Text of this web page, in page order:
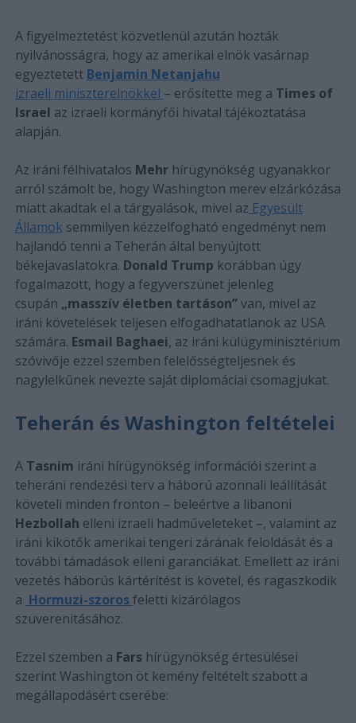
A figyelmeztetést közvetlenül azután hozták
nyilvánosságra, hogy az amerikai elnök vasárnap
egyeztetett Benjamin Netanjahu
izraeli miniszterelnökkel – erősítette meg a Times of
Israel az izraeli kormányfői hivatal tájékoztatása
alapján.
Az iráni félhivatalos Mehrhírügynökség ugyanakkor
arról számolt be, hogy Washington merev elzárkózása
miatt akadtak el a tárgyalások, mivel az Egyesült
Államok semmilyen kézzelfogható engedményt nem
hajlandó tenni a Teherán által benyújtott
békejavaslatokra. Donald Trump korábban úgy
fogalmazott, hogy a fegyverszünet jelenleg
csupán „masszív életben tartáson”van, mivel az
iráni követelések teljesen elfogadhatatlanok az USA
számára. Esmail Baghaei, az iráni külügyminisztérium
szóvivője ezzel szemben felelősségteljesnek és
nagylelkűnek nevezte saját diplomáciai csomagjukat.
Teherán és Washington feltételei
A Tasnim iráni hírügynökség információi szerint a
teheráni rendezési terv a háború azonnali leállítását
követeli minden fronton – beleértve a libanoni
Hezbollah elleni izraeli hadműveleteket –, valamint az
iráni kikötők amerikai tengeri zárának feloldását és a
további támadások elleni garanciákat. Emellett az iráni
vezetés háborús kártérítést is követel, és ragaszkodik
a Hormuzi-szorosfeletti kizárólagos
szuverenitásához.
Ezzel szemben a Farshírügynökség értesülései
szerint Washington öt kemény feltételt szabott a
megállapodásért cserébe: